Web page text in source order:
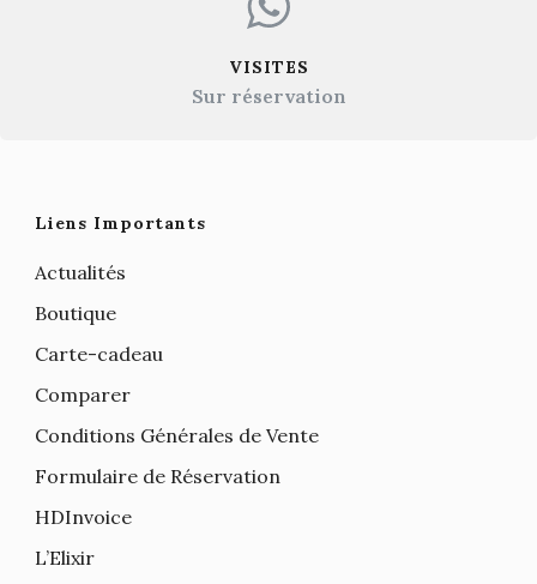
VISITES
Sur réservation
Liens Importants
Actualités
Boutique
Carte-cadeau
Comparer
Conditions Générales de Vente
Formulaire de Réservation
HDInvoice
L’Elixir